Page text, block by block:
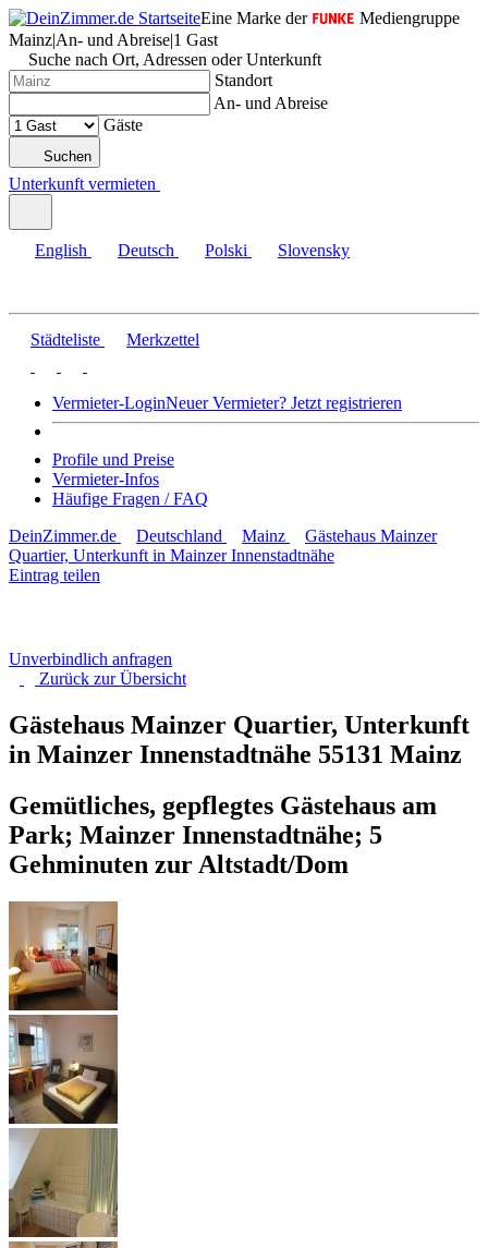
Eine Marke der
Mediengruppe
Mainz|An- und Abreise|1 Gast
Suche nach Ort, Adressen oder Unterkunft
Standort
An- und Abreise
Gäste
Suchen
Unterkunft vermieten
English Deutsch Polski Slovensky
Städteliste Merkzettel
Vermieter-LoginNeuer Vermieter? Jetzt registrieren
Profile und Preise
Vermieter-Infos
Häufige Fragen / FAQ
DeinZimmer.de
Deutschland Mainz
Gästehaus Mainzer
Quartier, Unterkunft in Mainzer Innenstadtnähe
Eintrag teilen
Unverbindlich anfragen
Zurück zurÜbersicht
Gästehaus Mainzer Quartier, Unterkunft
in Mainzer Innenstadtnähe 55131 Mainz
Gemütliches, gepflegtes Gästehaus am
Park; Mainzer Innenstadtnähe; 5
Gehminuten zur Altstadt/Dom